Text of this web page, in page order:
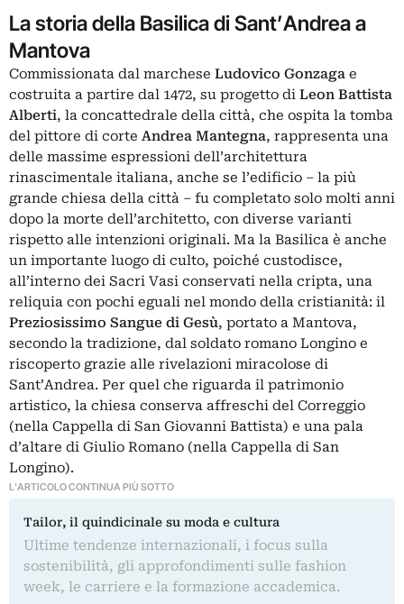
La storia della Basilica di Sant’Andrea a
Mantova
Commissionata dal marchese Ludovico Gonzaga e
costruita a partire dal 1472, su progetto di Leon Battista
Alberti, la concattedrale della città, che ospita la tomba
del pittore di corte Andrea Mantegna, rappresenta una
delle massime espressioni dell’architettura
rinascimentale italiana, anche se l’edificio – la più
grande chiesa della città – fu completato solo molti anni
dopo la morte dell’architetto, con diverse varianti
rispetto alle intenzioni originali. Ma la Basilica è anche
un importante luogo di culto, poiché custodisce,
all’interno dei Sacri Vasi conservati nella cripta, una
reliquia con pochi eguali nel mondo della cristianità: il
Preziosissimo Sangue di Gesù, portato a Mantova,
secondo la tradizione, dal soldato romano Longino e
riscoperto grazie alle rivelazioni miracolose di
Sant’Andrea. Per quel che riguarda il patrimonio
artistico, la chiesa conserva affreschi del Correggio
(nella Cappella di San Giovanni Battista) e una pala
d’altare di Giulio Romano (nella Cappella di San
Longino).
L'ARTICOLO CONTINUA PIÙ SOTTO
Tailor, il quindicinale su moda e cultura
Ultime tendenze internazionali, i focus sulla
sostenibilità, gli approfondimenti sulle fashion
week, le carriere e la formazione accademica.